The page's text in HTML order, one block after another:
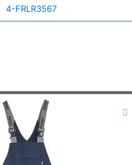
4-FRLR3567